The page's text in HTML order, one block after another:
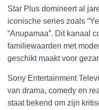
Star Plus domineert al
iconische series zoals
“Anupamaa”. Dit kanaal
familiewaarden met
geschikt maakt voor
Sony Entertainment
van drama, comedy en
staat bekend om zijn